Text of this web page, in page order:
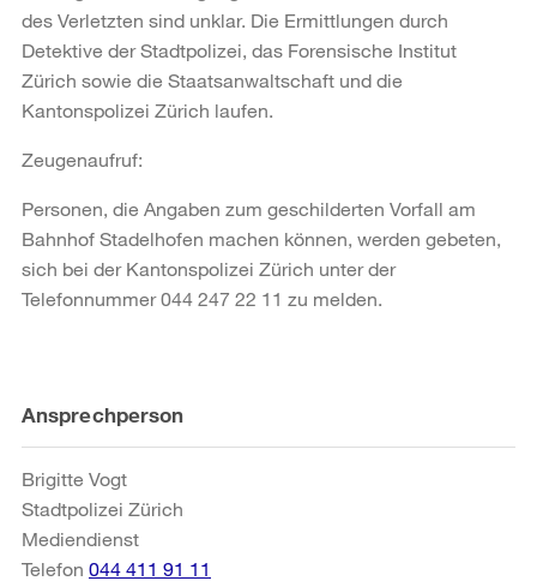
des Verletzten sind unklar. Die Ermittlungen durch
Detektive der Stadtpolizei, das Forensische Institut
Zürich sowie die Staatsanwaltschaft und die
Kantonspolizei Zürich laufen.
Zeugenaufruf:
Personen, die Angaben zum geschilderten Vorfall am
Bahnhof Stadelhofen machen können, werden gebeten,
sich bei der Kantonspolizei Zürich unter der
Telefonnummer 044 247 22 11 zu melden.
Weitere
Informationen
Ansprechperson
Brigitte Vogt
Stadtpolizei Zürich
Mediendienst
Telefon 044 411 91 11